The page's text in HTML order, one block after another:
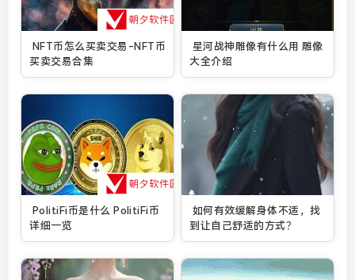
NFT币怎么买卖交易-NFT币
买卖交易合集
星河战神雕像有什么用 雕像
大全介绍
PolitiFi币是什么 PolitiFi币
详细一览
如何有效缓解身体不适，找
到让自己舒适的方式？